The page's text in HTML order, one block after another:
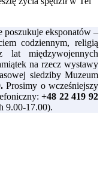
poszukuje eksponatów –
codziennym, religią
międzywojennych
na rzecz wystawy
siedziby Muzeum
Prosimy o wcześniejszy
+48 22 419 92
9.00-17.00).